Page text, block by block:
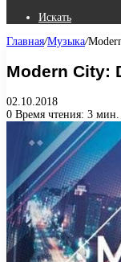
Искать
Главная/Музыка/
Modern City:
02.10.2018
0 Время чтения: 3 мин.